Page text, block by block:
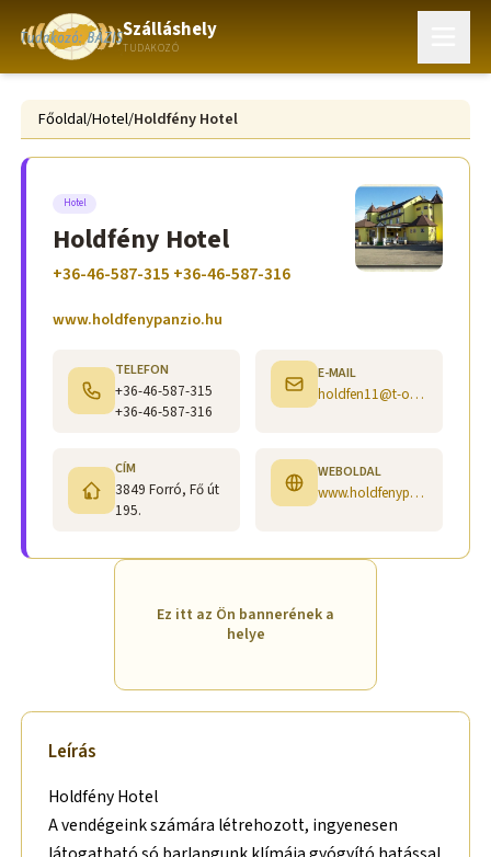
Szálláshely
TUDAKOZÓ
Főoldal/Hotel/Holdfény Hotel
Hotel
Holdfény Hotel
+36-46-587-315 +36-46-587-316
www.holdfenypanzio.hu
TELEFON
+36-46-587-315
+36-46-587-316
E-MAIL
holdfen11@t-online.hu
CÍM
3849 Forró, Fő út
195.
WEBOLDAL
www.holdfenypanzio.hu
Ez itt az Ön bannerének a
helye
Leírás
Holdfény Hotel
A vendégeink számára létrehozott, ingyenesen